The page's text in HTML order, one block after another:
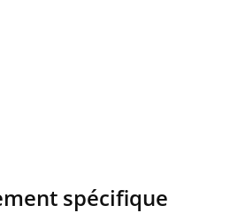
spécifique